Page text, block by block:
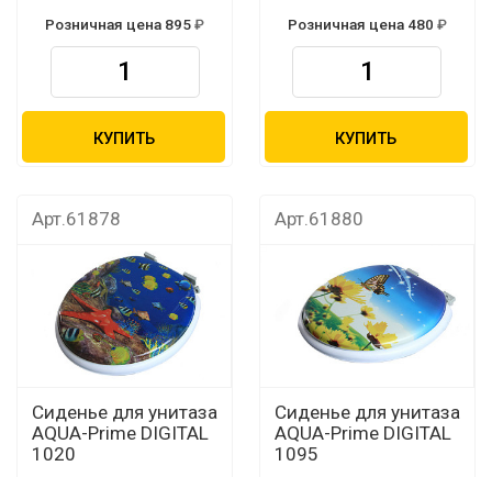
Розничная цена 895
КУПИТЬ
Розничная цена 480
КУПИТЬ
Арт.61878
Сиденье для унитаза
AQUA-Prime DIGITAL
1020
Арт.61880
Сиденье для унитаза
AQUA-Prime DIGITAL
1095